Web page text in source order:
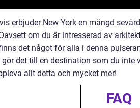
erbjuder New York en mängd
om du är intresserad av
det något för alla i denna
det till en destination som du inte
allt detta och mycket mer!
FAQ